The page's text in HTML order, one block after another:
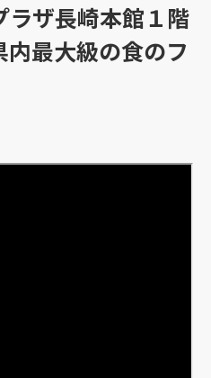
ラザ長崎本館１階
最大級の食のフ